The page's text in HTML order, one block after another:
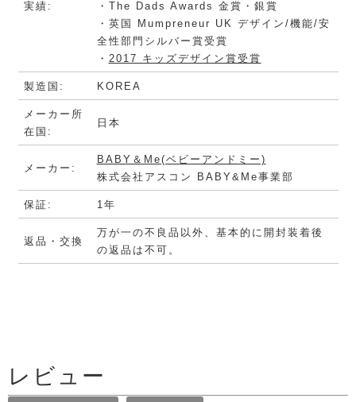
実績:
・The Dads Awards 金賞・銀賞
・英国 Mumpreneur UK デザイン/機能/安
全性部門シルバー賞受賞
・ 2017 キッズデザイン賞受賞
製造国: KOREA
メーカー所
在国:
日本
メーカー:
BABY＆Me(ベビーアンドミー)
株式会社アスコン BABY&Me事業部
保証: 1年
返品・交換
万が一の不良品以外、基本的に開封装着後
の返品は不可。
レビュー